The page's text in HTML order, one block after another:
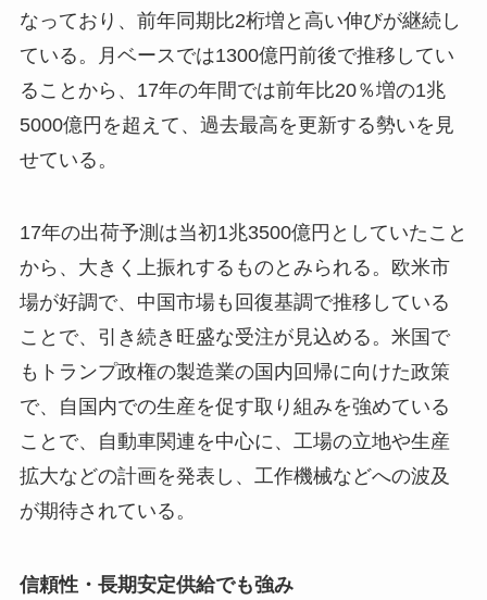
なっており、前年同期比2桁増と高い伸びが継続し
ている。月ベースでは1300億円前後で推移してい
ることから、17年の年間では前年比20％増の1兆
5000億円を超えて、過去最高を更新する勢いを見
せている。
17年の出荷予測は当初1兆3500億円としていたこと
から、大きく上振れするものとみられる。欧米市
場が好調で、中国市場も回復基調で推移している
ことで、引き続き旺盛な受注が見込める。米国で
もトランプ政権の製造業の国内回帰に向けた政策
で、自国内での生産を促す取り組みを強めている
ことで、自動車関連を中心に、工場の立地や生産
拡大などの計画を発表し、工作機械などへの波及
が期待されている。
信頼性・長期安定供給でも強み